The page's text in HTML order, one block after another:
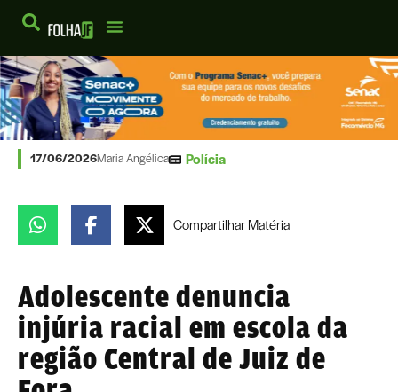
17/06/2026Maria Angélica Polícia
CompartilharMatéria
Adolescente denuncia
injúria racial em escola da
região Central de Juiz de